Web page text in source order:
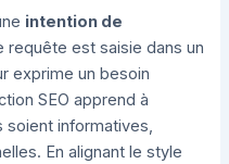
intention de
requête est saisie dans un
exprime un besoin
SEO apprend à
soient informatives,
En alignant le style